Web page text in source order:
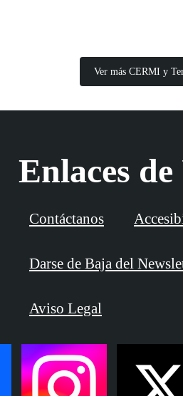
Ver más CERMI y
Enlaces
Contáctanos
Darse de Baja del
Aviso Legal